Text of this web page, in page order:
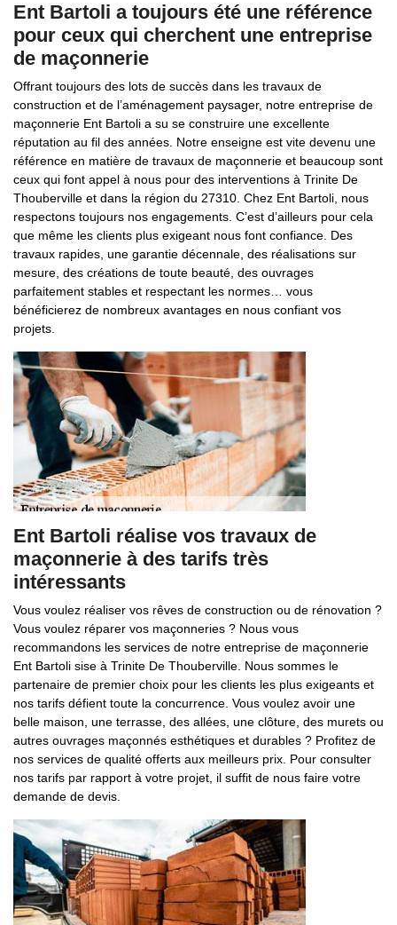
Ent Bartoli a toujours été une référence
pour ceux qui cherchent une entreprise
de maçonnerie
Offrant toujours des lots de succès dans les travaux de
construction et de l’aménagement paysager, notre entreprise de
maçonnerie Ent Bartoli a su se construire une excellente
réputation au fil des années. Notre enseigne est vite devenu une
référence en matière de travaux de maçonnerie et beaucoup sont
ceux qui font appel à nous pour des interventions à Trinite De
Thouberville et dans la région du 27310. Chez Ent Bartoli, nous
respectons toujours nos engagements. C’est d’ailleurs pour cela
que même les clients plus exigeant nous font confiance. Des
travaux rapides, une garantie décennale, des réalisations sur
mesure, des créations de toute beauté, des ouvrages
parfaitement stables et respectant les normes… vous
bénéficierez de nombreux avantages en nous confiant vos
projets.
Ent Bartoli réalise vos travaux de
maçonnerie à des tarifs très
intéressants
Vous voulez réaliser vos rêves de construction ou de rénovation ?
Vous voulez réparer vos maçonneries ? Nous vous
recommandons les services de notre entreprise de maçonnerie
Ent Bartoli sise à Trinite De Thouberville. Nous sommes le
partenaire de premier choix pour les clients les plus exigeants et
nos tarifs défient toute la concurrence. Vous voulez avoir une
belle maison, une terrasse, des allées, une clôture, des murets ou
autres ouvrages maçonnés esthétiques et durables ? Profitez de
nos services de qualité offerts aux meilleurs prix. Pour consulter
nos tarifs par rapport à votre projet, il suffit de nous faire votre
demande de devis.